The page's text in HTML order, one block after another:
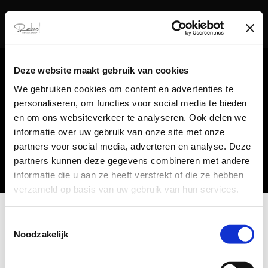
Deze website maakt gebruik van cookies
We gebruiken cookies om content en advertenties te
personaliseren, om functies voor social media te bieden
en om ons websiteverkeer te analyseren. Ook delen we
informatie over uw gebruik van onze site met onze
partners voor social media, adverteren en analyse. Deze
partners kunnen deze gegevens combineren met andere
informatie die u aan ze heeft verstrekt of die ze hebben
verzameld op basis van uw gebruik van hun services.
Noodzakelijk
HOME
ACTIES
ARRANGEMENTEN
WERKEN BIJ REBEL
CADEAUKAART
CONTACT
STUDENT
Selecteer een pagina
DSC01738